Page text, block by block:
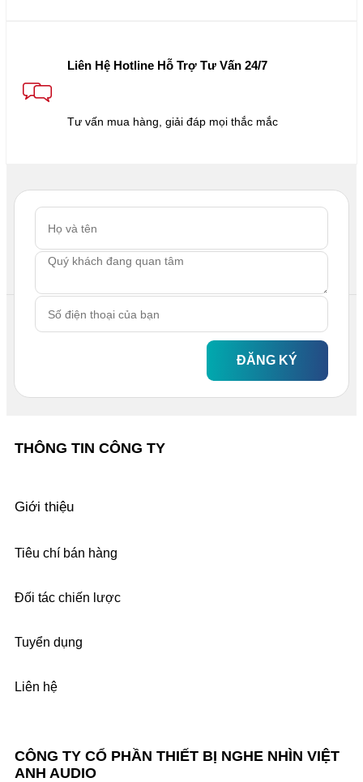
Liên Hệ Hotline Hỗ Trợ Tư Vấn 24/7
Tư vấn mua hàng, giải đáp mọi thắc mắc
ĐĂNG KÝ
CÔNG TY CỔ PHẦN THIẾT BỊ NGHE NHÌN VIỆT
ANH AUDIO
THÔNG TIN CÔNG TY
Giới thiệu
Tiêu chí bán hàng
Đối tác chiến lược
Tuyển dụng
Liên hệ